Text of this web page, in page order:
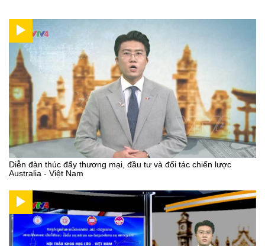
Diễn đàn thúc đẩy thương mại, đầu tư và đối tác chiến lược
Australia - Việt Nam